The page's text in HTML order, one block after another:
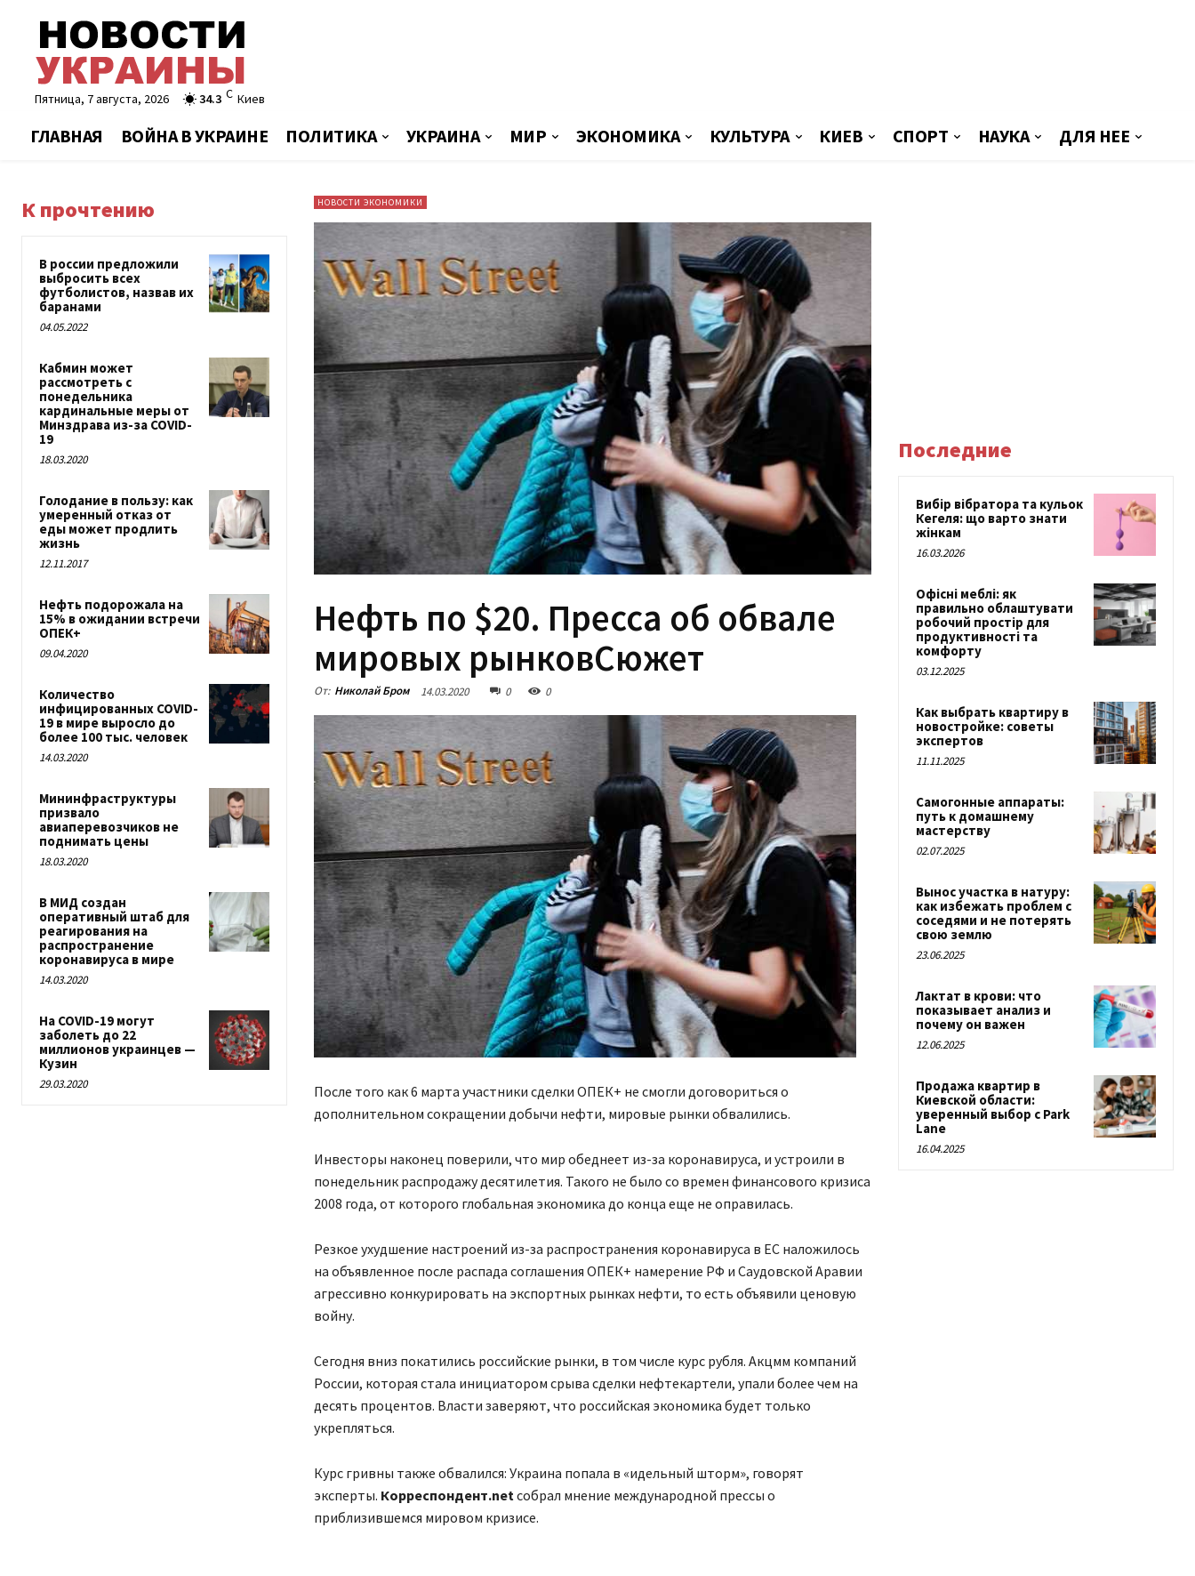
Пятница, 7 августа, 2026 34.3 C Киев
ГЛАВНАЯ ВОЙНА В УКРАИНЕ ПОЛИТИКА УКРАИНА МИР ЭКОНОМИКА КУЛЬТУРА КИЕВ СПОРТ НАУКА ДЛЯ НЕЕ
К прочтению
В россии предложили
выбросить всех
футболистов, назвав их
баранами
04.05.2022
Кабмин может
рассмотреть с
понедельника
кардинальные меры от
Минздрава из-за COVID-
19
18.03.2020
Голодание в пользу: как
умеренный отказ от
еды может продлить
жизнь
12.11.2017
Нефть подорожала на
15% в ожидании встречи
ОПЕК+
09.04.2020
Количество
инфицированных COVID-
19 в мире выросло до
более 100 тыс. человек
14.03.2020
Мининфраструктуры
призвало
авиаперевозчиков не
поднимать цены
18.03.2020
В МИД создан
оперативный штаб для
реагирования на
распространение
коронавируса в мире
14.03.2020
На COVID-19 могут
заболеть до 22
миллионов украинцев —
Кузин
29.03.2020
НОВОСТИ ЭКОНОМИКИ
Нефть по $20. Пресса об обвале
мировых рынковСюжет
От: Николай Бром 14.03.2020 0 0
После того как 6 марта участники сделки ОПЕК+ не смогли договориться о
дополнительном сокращении добычи нефти, мировые рынки обвалились.
Инвесторы наконец поверили, что мир обеднеет из-за коронавируса, и устроили в
понедельник распродажу десятилетия. Такого не было со времен финансового кризиса
2008 года, от которого глобальная экономика до конца еще не оправилась.
Резкое ухудшение настроений из-за распространения коронавируса в ЕС наложилось
на объявленное после распада соглашения ОПЕК+ намерение РФ и Саудовской Аравии
агрессивно конкурировать на экспортных рынках нефти, то есть объявили ценовую
войну.
Сегодня вниз покатились российские рынки, в том числе курс рубля. Акцмм компаний
России, которая стала инициатором срыва сделки нефтекартели, упали более чем на
десять процентов. Власти заверяют, что российская экономика будет только
укрепляться.
Курс гривны также обвалился: Украина попала в «идельный шторм», говорят
эксперты. Корреспондент.net собрал мнение международной прессы о
приблизившемся мировом кризисе.
Последние
Вибір вібратора та кульок
Кегеля: що варто знати
жінкам
16.03.2026
Офісні меблі: як
правильно облаштувати
робочий простір для
продуктивності та
комфорту
03.12.2025
Как выбрать квартиру в
новостройке: советы
экспертов
11.11.2025
Самогонные аппараты:
путь к домашнему
мастерству
02.07.2025
Вынос участка в натуру:
как избежать проблем с
соседями и не потерять
свою землю
23.06.2025
Лактат в крови: что
показывает анализ и
почему он важен
12.06.2025
Продажа квартир в
Киевской области:
уверенный выбор с Park
Lane
16.04.2025